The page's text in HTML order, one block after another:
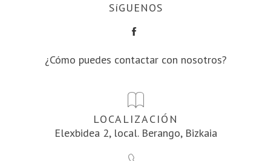
SíGUENOS
¿Cómo puedes contactar con nosotros?
LOCALIZACIÓN
Elexbidea 2, local. Berango, Bizkaia